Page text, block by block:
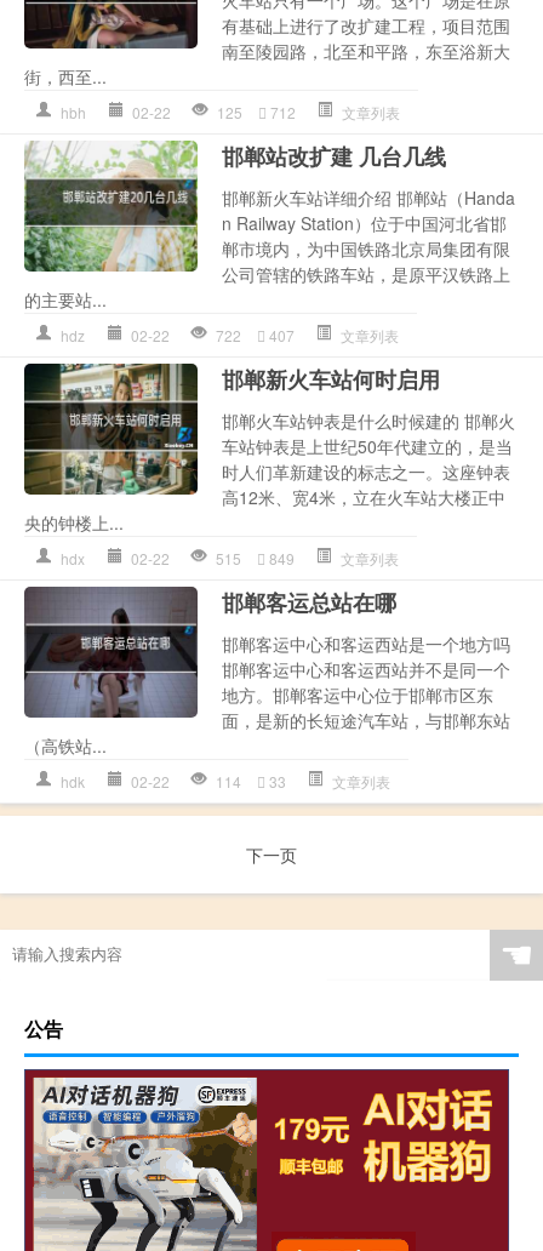
有基础上进行了改扩建工程，项目范围
南至陵园路，北至和平路，东至浴新大
街，西至...
hbh 02-22 125 712 文章列表
邯郸站改扩建 几台几线
邯郸新火车站详细介绍 邯郸站（Handa
n Railway Station）位于中国河北省邯
郸市境内，为中国铁路北京局集团有限
公司管辖的铁路车站，是原平汉铁路上
的主要站...
hdz 02-22 722 407 文章列表
邯郸新火车站何时启用
邯郸火车站钟表是什么时候建的 邯郸火
车站钟表是上世纪50年代建立的，是当
时人们革新建设的标志之一。这座钟表
高12米、宽4米，立在火车站大楼正中
央的钟楼上...
hdx 02-22 515 849 文章列表
邯郸客运总站在哪
邯郸客运中心和客运西站是一个地方吗
邯郸客运中心和客运西站并不是同一个
地方。邯郸客运中心位于邯郸市区东
面，是新的长短途汽车站，与邯郸东站
（高铁站...
hdk 02-22 114 33 文章列表
下一页
☚
公告